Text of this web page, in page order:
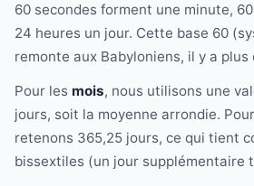
60 secondes forment une minute,
24 heures un jour. Cette base 60
remonte aux Babyloniens, il y a plus
Pour les mois, nous utilisons une
jours, soit la moyenne arrondie.
retenons 365,25 jours, ce qui tient
bissextiles (un jour supplémentaire